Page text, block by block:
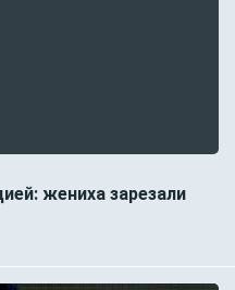
жениха зарезали